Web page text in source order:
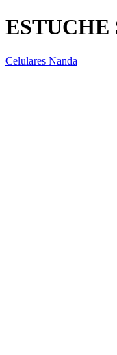
Celulares Nanda